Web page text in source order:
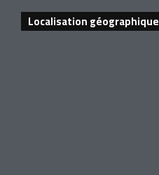
Localisation géographique